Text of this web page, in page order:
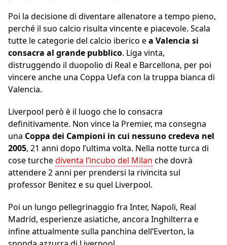
Poi la decisione di diventare allenatore a tempo pieno,
perché il suo calcio risulta vincente e piacevole. Scala
tutte le categorie del calcio iberico ea Valencia si
consacra al grande pubblico. Liga vinta,
distruggendo il duopolio di Real e Barcellona, per poi
vincere anche una Coppa Uefa con la truppa bianca di
Valencia.
Liverpool però è il luogo che lo consacra
definitivamente. Non vince la Premier, ma consegna
una Coppa dei Campioni in cui nessuno credeva nel
2005, 21 anni dopo l’ultima volta. Nella notte turca di
cose turchediventa l’incubo del Milan che dovrà
attendere 2 anni per prendersi la rivincita sul
professor Benitez e su quel Liverpool.
Poi un lungo pellegrinaggio fra Inter, Napoli, Real
Madrid, esperienze asiatiche, ancora Inghilterra e
infine attualmente sulla panchina dell’Everton, la